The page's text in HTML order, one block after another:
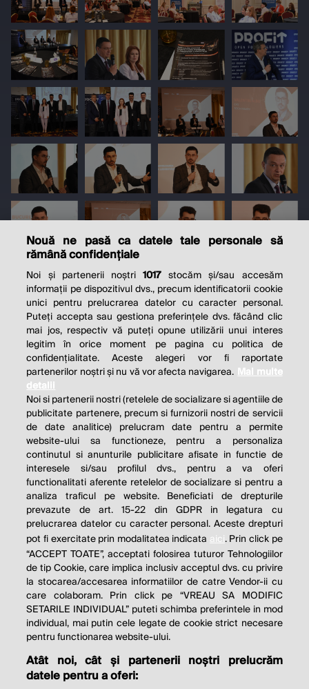
THE SOCIAL RESPONSIBILITY OF
BUSINESS IS TO INCREASE ITS
PROFITS.
Milton Friedman
© 2026 Profit.ro. Toate drepturile rezervate.
Dezvoltat de1616.ro
Contact Publicitate
Nouă ne pasă ca datele tale personale să
rămână confidențiale
Noi și partenerii noștri1017 stocăm și/sau accesăm
informații pe dispozitivul dvs., precum identificatorii cookie
unici pentru prelucrarea datelor cu caracter personal.
Puteți accepta sau gestiona preferințele dvs. făcând clic
mai jos, respectiv vă puteți opune utilizării unui interes
legitim în orice moment pe pagina cu politica de
confidențialitate. Aceste alegeri vor fi raportate
partenerilor noștri și nu vă vor afecta navigarea. Mai multe
detalii
Noi si partenerii nostri (retelele de socializare si agentiile de
publicitate partenere, precum si furnizorii nostri de servicii
de date analitice) prelucram date pentru a permite
website-ului sa functioneze, pentru a personaliza
continutul si anunturile publicitare afisate in functie de
interesele si/sau profilul dvs., pentru a va oferi
functionalitati aferente retelelor de socializare si pentru a
analiza traficul pe website. Beneficiati de drepturile
prevazute de art. 15-22 din GDPR in legatura cu
prelucrarea datelor cu caracter personal. Aceste drepturi
pot fi exercitate prin modalitatea indicata aici. Prin click pe
“ACCEPT TOATE”, acceptati folosirea tuturor Tehnologiilor
de tip Cookie, care implica inclusiv acceptul dvs. cu privire
la stocarea/accesarea informatiilor de catre Vendor-ii cu
care colaboram. Prin click pe “VREAU SA MODIFIC
SETARILE INDIVIDUAL” puteti schimba preferintele in mod
individual, mai putin cele legate de cookie strict necesare
pentru functionarea website-ului.
Atât noi, cât și partenerii noștri prelucrăm
datele pentru a oferi: